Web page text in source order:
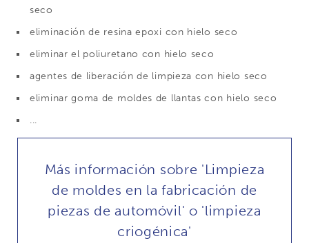
seco
eliminación de resina epoxi con hielo seco
eliminar el poliuretano con hielo seco
agentes de liberación de limpieza con hielo seco
eliminar goma de moldes de llantas con hielo seco
...
Más información sobre 'Limpieza
de moldes en la fabricación de
piezas de automóvil' o 'limpieza
criogénica'